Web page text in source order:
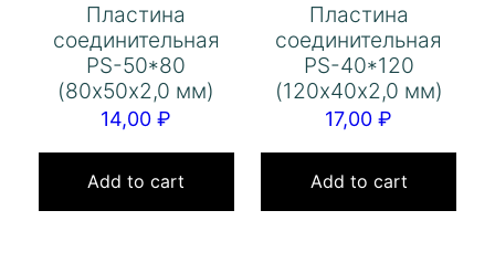
Пластина
соединительная
PS-50*80
(80х50х2,0 мм)
14,00₽
Add to cart
Пластина
соединительная
PS-40*120
(120х40х2,0 мм)
17,00₽
Add to cart